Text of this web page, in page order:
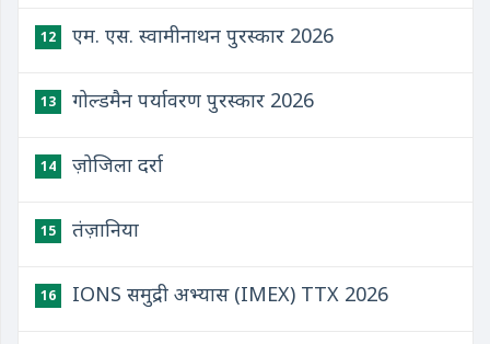
12 एम. एस. स्वामीनाथन पुरस्कार 2026
13 गोल्डमैन पर्यावरण पुरस्कार 2026
14 ज़ोजिला दर्रा
15 तंज़ानिया
16 IONS समुद्री अभ्यास (IMEX) TTX 2026